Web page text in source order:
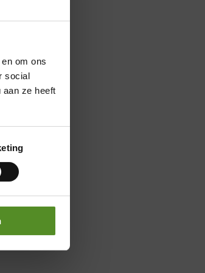
om ons
social
aan ze heeft